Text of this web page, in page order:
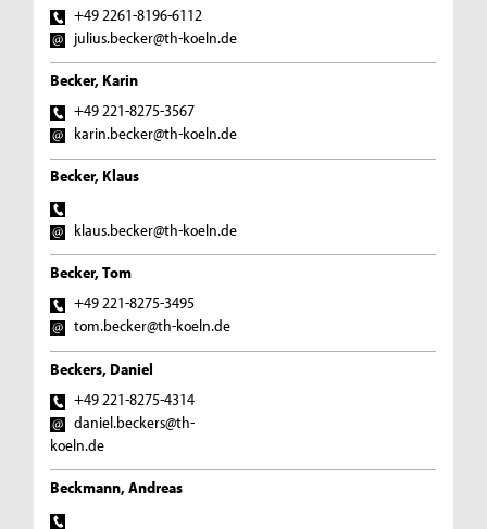
+49 2261-8196-6112
julius.becker@th-koeln.de
Becker, Karin
+49 221-8275-3567
karin.becker@th-koeln.de
Becker, Klaus
klaus.becker@th-koeln.de
Becker, Tom
+49 221-8275-3495
tom.becker@th-koeln.de
Beckers, Daniel
+49 221-8275-4314
daniel.beckers@th-
koeln.de
Beckmann, Andreas